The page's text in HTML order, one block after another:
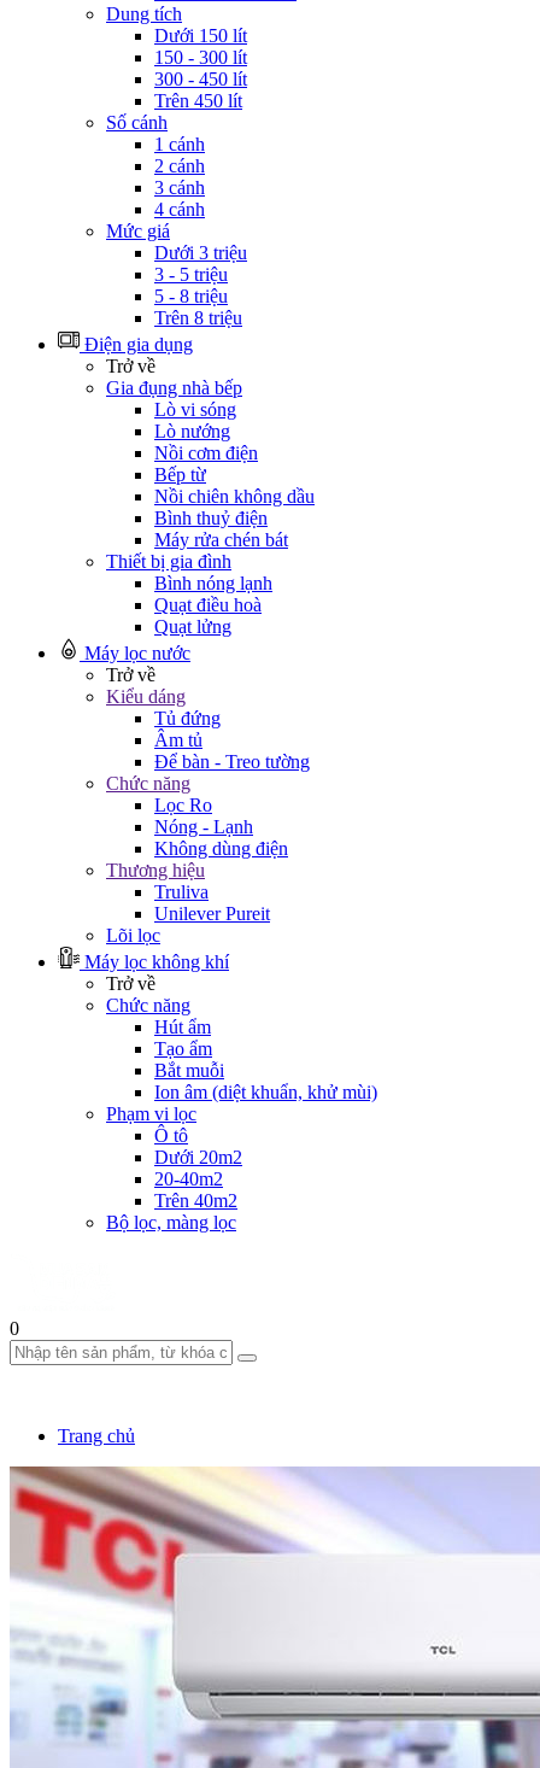
Dung tích
Dưới 150 lít
150 - 300 lít
300 - 450 lít
Trên 450 lít
Số cánh
1 cánh
2 cánh
3 cánh
4 cánh
Mức giá
Dưới 3 triệu
3 - 5 triệu
5 - 8 triệu
Trên 8 triệu
Điện gia dụng
Trở về
Gia đụng nhà bếp
Lò vi sóng
Lò nướng
Nồi cơm điện
Bếp từ
Nồi chiên không dầu
Bình thuỷ điện
Máy rửa chén bát
Thiết bị gia đình
Bình nóng lạnh
Quạt điều hoà
Quạt lửng
Máy lọc nước
Trở về
Kiểu dáng
Tủ đứng
Âm tủ
Để bàn - Treo tường
Chức năng
Lọc Ro
Nóng - Lạnh
Không dùng điện
Thương hiệu
Truliva
Unilever Pureit
Lõi lọc
Máy lọc không khí
Trở về
Chức năng
Hút ẩm
Tạo ẩm
Bắt muỗi
Ion âm (diệt khuẩn, khử mùi)
Phạm vi lọc
Ô tô
Dưới 20m2
20-40m2
Trên 40m2
Bộ lọc, màng lọc
0
Trang chủ